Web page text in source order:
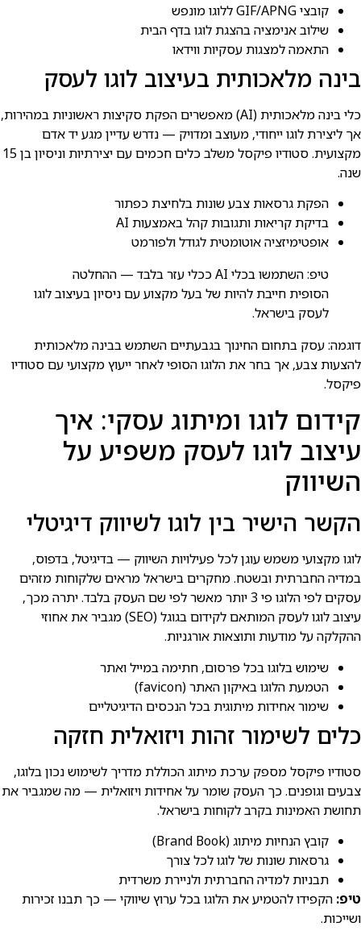
קובצי GIF/APNG ללוגו מונפש
שילוב אנימציה בהצגת לוגו בדף הבית
התאמה למצגות עסקיות ווידאו
בינה מלאכותית בעיצוב לוגו לעסק
כלי בינה מלאכותית (AI) מאפשרים הפקת סקיצות ראשוניות במהירות,
אך ליצירת לוגו ייחודי, מעוצב ומדויק — נדרש עדיין מגע יד אדם
מקצועית. סטודיו פיקסל משלב כלים חכמים עם יצירתיות וניסיון בן 15
שנה.
הפקת גרסאות צבע שונות בלחיצת כפתור
בדיקת קריאות ותגובות קהל באמצעות AI
אופטימיזציה אוטומטית לגודל ולפורמט
טיפ: השתמשו בכלי AI ככלי עזר בלבד — ההחלטה
הסופית חייבת להיות של בעל מקצוע עם ניסיון בעיצוב לוגו
לעסק בישראל.
דוגמה: עסק בתחום החינוך בגבעתיים השתמש בבינה מלאכותית
להצעות צבע, אך בחר את הלוגו הסופי לאחר ייעוץ מקצועי עם סטודיו
פיקסל.
קידום לוגו ומיתוג עסקי: איך
עיצוב לוגו לעסק משפיע על
השיווק
הקשר הישיר בין לוגו לשיווק דיגיטלי
לוגו מקצועי משמש עוגן לכל פעילויות השיווק — בדיגיטל, בדפוס,
במדיה החברתית ובשטח. מחקרים בישראל מראים שלקוחות מזהים
עסקים לפי הלוגו פי 3 יותר מאשר לפי שם העסק בלבד. יתרה מכך,
עיצוב לוגו לעסק המותאם לקידום בגוגל (SEO) מגביר את אחוזי
ההקלקה על מודעות ותוצאות אורגניות.
שימוש בלוגו בכל פרסום, חתימה במייל ואתר
הטמעת הלוגו באיקון האתר (favicon)
שימור אחידות מיתוגית בכל הנכסים הדיגיטליים
כלים לשימור זהות ויזואלית חזקה
סטודיו פיקסל מספק ערכת מיתוג הכוללת מדריך לשימוש נכון בלוגו,
צבעים וגופנים. כך העסק שומר על אחידות ויזואלית — מה שמגביר את
תחושת האמינות בקרב לקוחות בישראל.
קובץ הנחיות מיתוג (Brand Book)
גרסאות שונות של לוגו לכל צורך
תבניות למדיה החברתית ולניירת משרדית
טיפ: הקפידו להטמיע את הלוגו בכל ערוץ שיווקי — כך תבנו זכירות
ושייכות.